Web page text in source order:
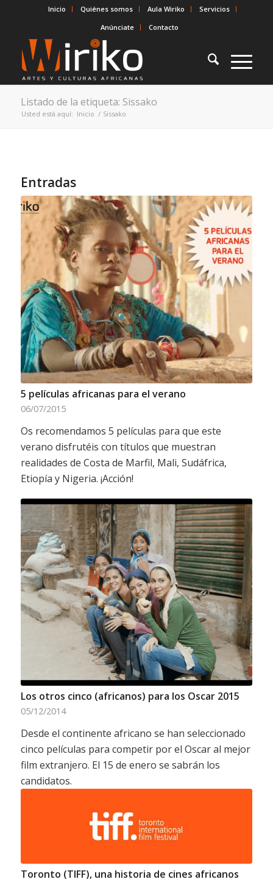
Inicio Quiénes somos Aula Wiriko
Servicios
Anúnciate
Contacto
Listado de la etiqueta: Sissako
Usted está aquí: Inicio / Sissako
Entradas
5 películas africanas para el verano
06/07/2015
Os recomendamos 5 películas para que este
verano disfrutéis con títulos que muestran
realidades de Costa de Marfil, Mali, Sudáfrica,
Etiopía y Nigeria. ¡Acción!
Los otros cinco (africanos) para los Oscar 2015
05/12/2014
Desde el continente africano se han seleccionado
cinco películas para competir por el Oscar al mejor
film extranjero. El 15 de enero se sabrán los
candidatos.
Toronto (TIFF), una historia de cines africanos